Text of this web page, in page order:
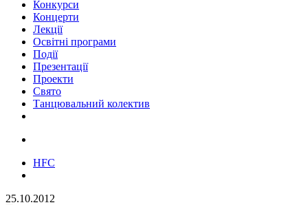
Конкурси
Концерти
Лекції
Освітні програми
Події
Презентації
Проекти
Свято
Танцювальний колектив
HFC
25.10.2012